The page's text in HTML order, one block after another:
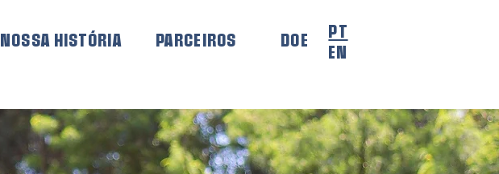
NOSSA HISTÓRIA PARCEIROS DOE
PT
EN